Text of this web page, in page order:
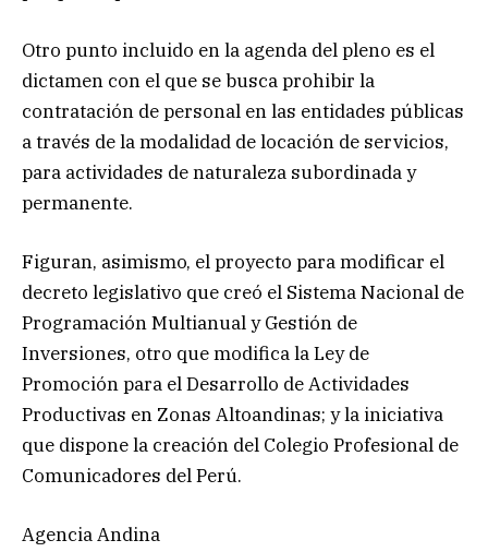
Otro punto incluido en la agenda del pleno es el
dictamen con el que se busca prohibir la
contratación de personal en las entidades públicas
a través de la modalidad de locación de servicios,
para actividades de naturaleza subordinada y
permanente.
Figuran, asimismo, el proyecto para modificar el
decreto legislativo que creó el Sistema Nacional de
Programación Multianual y Gestión de
Inversiones, otro que modifica la Ley de
Promoción para el Desarrollo de Actividades
Productivas en Zonas Altoandinas; y la iniciativa
que dispone la creación del Colegio Profesional de
Comunicadores del Perú.
Agencia Andina